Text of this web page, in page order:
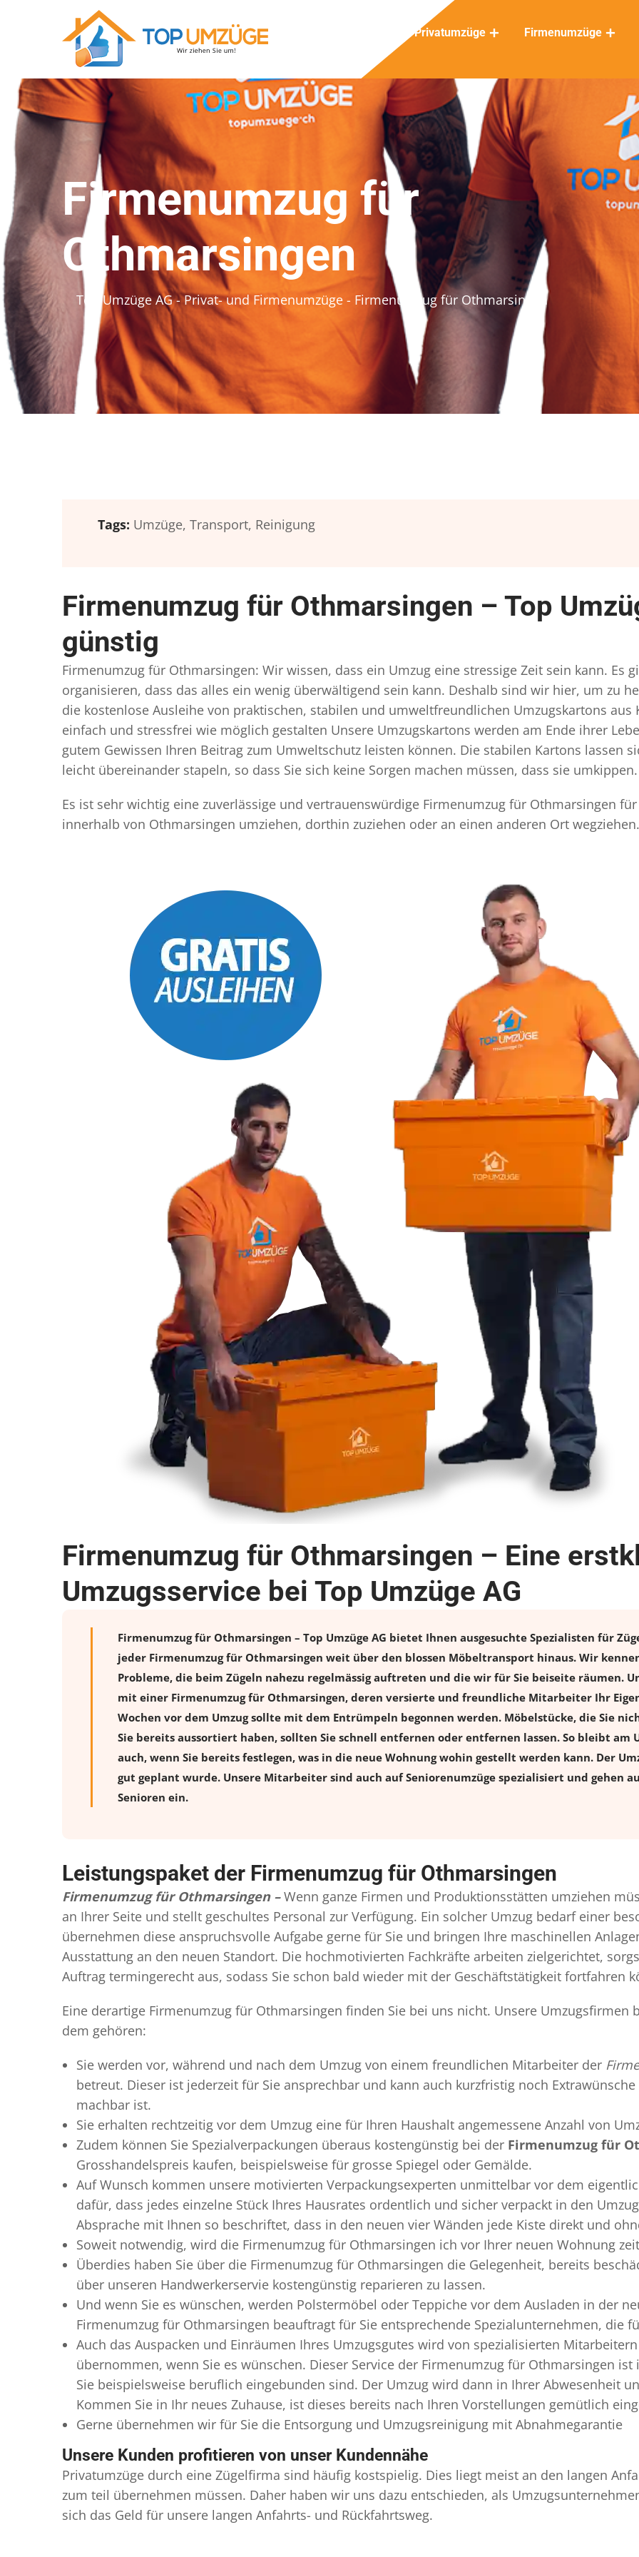
Privatumzüge Firmenumzüge
Firmenumzug für
Othmarsingen
Top Umzüge AG - Privat- und Firmenumzüge - Firmenumzug für Othmarsingen
Tags: Umzüge, Transport, Reinigung
Firmenumzug für Othmarsingen – Top
günstig
Firmenumzug für Othmarsingen: Wir wissen, dass ein Umzug eine stressige Zeit sein kann. Es
organisieren, dass das alles ein wenig überwältigend sein kann. Deshalb sind wir hier, um zu
die kostenlose Ausleihe von praktischen, stabilen und umweltfreundlichen Umzugskartons
einfach und stressfrei wie möglich gestalten Unsere Umzugskartons werden am Ende ihrer
gutem Gewissen Ihren Beitrag zum Umweltschutz leisten können. Die stabilen Kartons lassen
leicht übereinander stapeln, so dass Sie sich keine Sorgen machen müssen, dass sie
Es ist sehr wichtig eine zuverlässige und vertrauenswürdige Firmenumzug für Othmarsingen
innerhalb von Othmarsingen umziehen, dorthin zuziehen oder an einen anderen Ort wegziehen.
Firmenumzug für Othmarsingen – Eine
Umzugsservice bei Top Umzüge AG
Firmenumzug für Othmarsingen – Top Umzüge AG bietet Ihnen ausgesuchte Spezialisten für
jeder Firmenumzug für Othmarsingen weit über den blossen Möbeltransport hinaus. Wir
Probleme, die beim Zügeln nahezu regelmässig auftreten und die wir für Sie beiseite räumen.
mit einer Firmenumzug für Othmarsingen, deren versierte und freundliche Mitarbeiter Ihr
Wochen vor dem Umzug sollte mit dem Entrümpeln begonnen werden. Möbelstücke, die Sie
Sie bereits aussortiert haben, sollten Sie schnell entfernen oder entfernen lassen. So bleibt am
auch, wenn Sie bereits festlegen, was in die neue Wohnung wohin gestellt werden kann. Der
gut geplant wurde. Unsere Mitarbeiter sind auch auf Seniorenumzüge spezialisiert und gehen
Senioren ein.
Leistungspaket der Firmenumzug für Othmarsingen
Firmenumzug für Othmarsingen – Wenn ganze Firmen und Produktionsstätten umziehen
an Ihrer Seite und stellt geschultes Personal zur Verfügung. Ein solcher Umzug bedarf einer
übernehmen diese anspruchsvolle Aufgabe gerne für Sie und bringen Ihre maschinellen
Ausstattung an den neuen Standort. Die hochmotivierten Fachkräfte arbeiten zielgerichtet,
Auftrag termingerecht aus, sodass Sie schon bald wieder mit der Geschäftstätigkeit fortfahren
Eine derartige Firmenumzug für Othmarsingen finden Sie bei uns nicht. Unsere Umzugsfirmen
dem gehören:
Sie werden vor, während und nach dem Umzug von einem freundlichen Mitarbeiter der
betreut. Dieser ist jederzeit für Sie ansprechbar und kann auch kurzfristig noch
machbar ist.
Sie erhalten rechtzeitig vor dem Umzug eine für Ihren Haushalt angemessene Anzahl von
Zudem können Sie Spezialverpackungen überaus kostengünstig bei der Firmenumzug für
Grosshandelspreis kaufen, beispielsweise für grosse Spiegel oder Gemälde.
Auf Wunsch kommen unsere motivierten Verpackungsexperten unmittelbar vor dem
dafür, dass jedes einzelne Stück Ihres Hausrates ordentlich und sicher verpackt in den
Absprache mit Ihnen so beschriftet, dass in den neuen vier Wänden jede Kiste direkt und
Soweit notwendig, wird die Firmenumzug für Othmarsingen ich vor Ihrer neuen Wohnung
Überdies haben Sie über die Firmenumzug für Othmarsingen die Gelegenheit, bereits
über unseren Handwerkerservie kostengünstig reparieren zu lassen.
Und wenn Sie es wünschen, werden Polstermöbel oder Teppiche vor dem Ausladen in der
Firmenumzug für Othmarsingen beauftragt für Sie entsprechende Spezialunternehmen, die
Auch das Auspacken und Einräumen Ihres Umzugsgutes wird von spezialisierten
übernommen, wenn Sie es wünschen. Dieser Service der Firmenumzug für Othmarsingen
Sie beispielsweise beruflich eingebunden sind. Der Umzug wird dann in Ihrer Abwesenheit
Kommen Sie in Ihr neues Zuhause, ist dieses bereits nach Ihren Vorstellungen gemütlich
Gerne übernehmen wir für Sie die Entsorgung und Umzugsreinigung mit Abnahmegarantie
Unsere Kunden profitieren von unser Kundennähe
Privatumzüge durch eine Zügelfirma sind häufig kostspielig. Dies liegt meist an den langen
zum teil übernehmen müssen. Daher haben wir uns dazu entschieden, als
sich das Geld für unsere langen Anfahrts- und Rückfahrtsweg.